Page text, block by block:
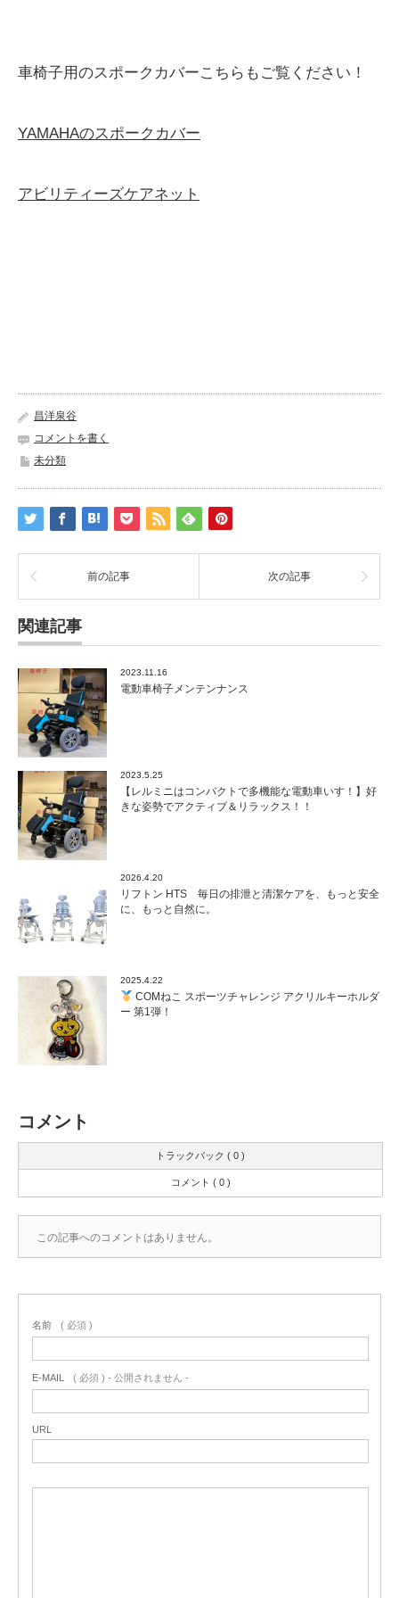
車椅子用のスポークカバーこちらもご覧ください！
YAMAHAのスポークカバー
アビリティーズケアネット
昌洋泉谷
コメントを書く
未分類
前の記事 次の記事
関連記事
2023.11.16
電動車椅子メンテンナンス
2023.5.25
【レルミニはコンパクトで多機能な電動車いす！】好
きな姿勢でアクティブ＆リラックス！！
2026.4.20
リフトン HTS 毎日の排泄と清潔ケアを、もっと安全
に、もっと自然に。
2025.4.22
COMねこ スポーツチャレンジ アクリルキーホルダ
ー 第1弾！
コメント
トラックバック ( 0 )
コメント ( 0 )
この記事へのコメントはありません。
名前 ( 必須 )
E-MAIL ( 必須 ) - 公開されません -
URL